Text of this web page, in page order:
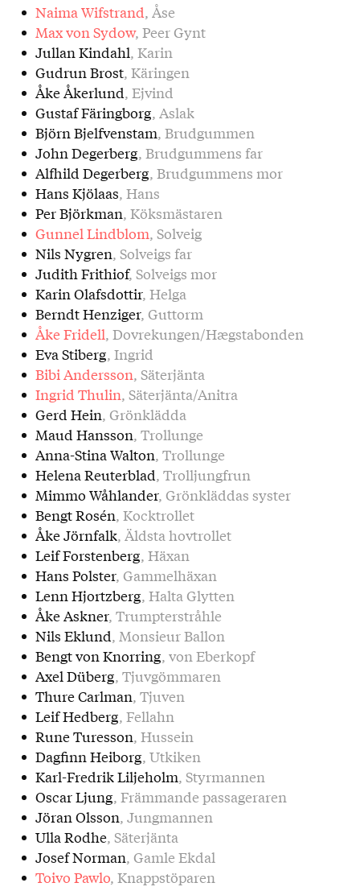
Naima Wifstrand, Åse
Max von Sydow, Peer Gynt
Jullan Kindahl, Karin
Gudrun Brost, Käringen
Åke Åkerlund, Ejvind
Gustaf Färingborg, Aslak
Björn Bjelfvenstam, Brudgummen
John Degerberg, Brudgummens far
Alfhild Degerberg, Brudgummens mor
Hans Kjölaas, Hans
Per Björkman, Köksmästaren
Gunnel Lindblom, Solveig
Nils Nygren, Solveigs far
Judith Frithiof, Solveigs mor
Karin Olafsdottir, Helga
Berndt Henziger, Guttorm
Åke Fridell, Dovrekungen/Hægstabonden
Eva Stiberg, Ingrid
Bibi Andersson, Säterjänta
Ingrid Thulin, Säterjänta/Anitra
Gerd Hein, Grönklädda
Maud Hansson, Trollunge
Anna-Stina Walton, Trollunge
Helena Reuterblad, Trolljungfrun
Mimmo Wåhlander, Grönkläddas syster
Bengt Rosén, Kocktrollet
Åke Jörnfalk, Äldsta hovtrollet
Leif Forstenberg, Häxan
Hans Polster, Gammelhäxan
Lenn Hjortzberg, Halta Glytten
Åke Askner, Trumpterstråhle
Nils Eklund, Monsieur Ballon
Bengt von Knorring, von Eberkopf
Axel Düberg, Tjuvgömmaren
Thure Carlman, Tjuven
Leif Hedberg, Fellahn
Rune Turesson, Hussein
Dagfinn Heiborg, Utkiken
Karl-Fredrik Liljeholm, Styrmannen
Oscar Ljung, Främmande passageraren
Jöran Olsson, Jungmannen
Ulla Rodhe, Säterjänta
Josef Norman, Gamle Ekdal
Toivo Pawlo, Knappstöparen